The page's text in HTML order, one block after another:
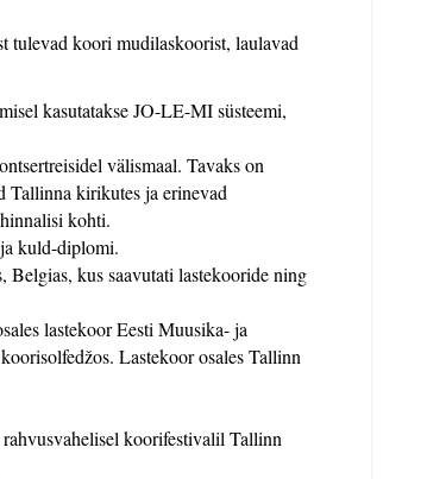
tulevad koori mudilaskoorist, laulavad
kasutatakse JO-LE-MI süsteemi,
välismaal. Tavaks on
Tallinna kirikutes ja erinevad
kohti.
kuld-diplomi.
kus saavutati lastekooride ning
lastekoor Eesti Muusika- ja
Lastekoor osales Tallinn
koorifestivalil Tallinn